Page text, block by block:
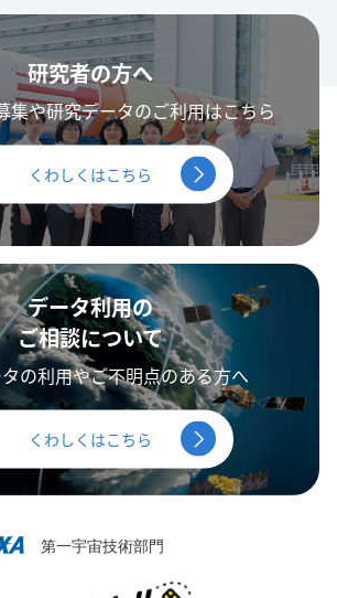
研究者の方へ
集や研究データのご利用はこちら
くわしくはこちら
データ利用の
ご相談について
の利用やご不明点のある方へ
くわしくはこちら